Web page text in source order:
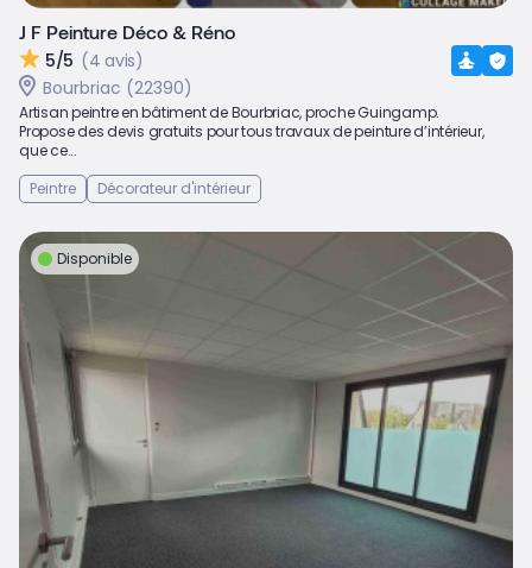
J F Peinture Déco & Réno
5/5 (4 avis)
Bourbriac (22390)
Artisan peintre en bâtiment de Bourbriac, proche Guingamp.
Propose des devis gratuits pour tous travaux de peinture d’intérieur,
que ce...
Peintre
Décorateur d'intérieur
Disponible